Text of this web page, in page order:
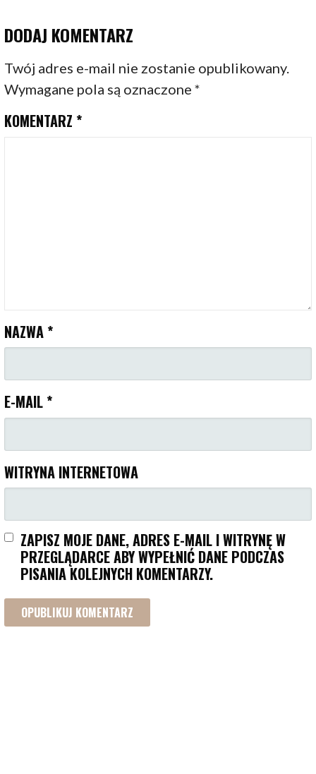
DODAJ KOMENTARZ
Twój adres e-mail nie zostanie opublikowany.
Wymagane pola są oznaczone*
KOMENTARZ *
NAZWA *
E-MAIL *
WITRYNA INTERNETOWA
ZAPISZ MOJE DANE, ADRES E-MAIL I WITRYNĘ W
PRZEGLĄDARCE ABY WYPEŁNIĆ DANE PODCZAS
PISANIA KOLEJNYCH KOMENTARZY.